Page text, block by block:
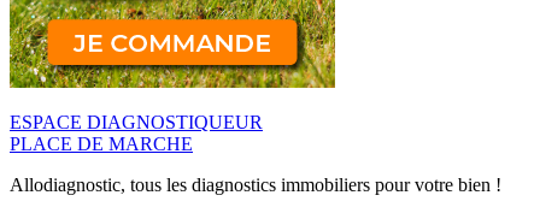
ESPACE DIAGNOSTIQUEUR
PLACE DE MARCHE
Allodiagnostic, tous les diagnostics immobiliers pour votre bien !